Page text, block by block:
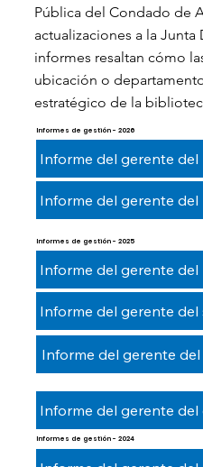
Pública del Condado de
actualizaciones a la Junta
informes resaltan cómo
ubicación o
estratégico de la
Informes de gestión - 2026
Informes de gestión - 2025
Informe del gerente
Informe del gerente
Informes de gestión - 2024